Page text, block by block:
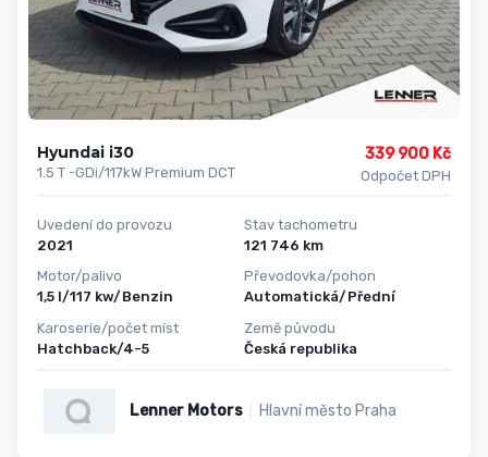
Hyundai i30
1.5 T -GDi/117kW Premium DCT
339 900 Kč
Odpočet DPH
Uvedení do provozu
2021
Motor/palivo
1,5 l/117 kw/Benzin
Karoserie/počet míst
Hatchback/4-5
Stav tachometru
121 746 km
Převodovka/pohon
Automatická/Přední
Země původu
Česká republika
Lenner Motors Hlavní město Praha